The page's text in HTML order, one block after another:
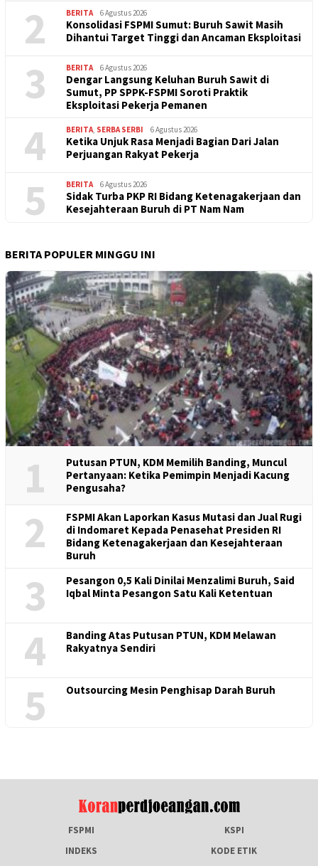
2 BERITA 6 Agustus 2026
Konsolidasi FSPMI Sumut: Buruh Sawit Masih
Dihantui Target Tinggi dan Ancaman Eksploitasi
3 BERITA 6 Agustus 2026
Dengar Langsung Keluhan Buruh Sawit di
Sumut, PP SPPK-FSPMI Soroti Praktik
Eksploitasi Pekerja Pemanen
4 BERITA SERBA SERBI 6 Agustus 2026
Ketika Unjuk Rasa Menjadi Bagian Dari Jalan
Perjuangan Rakyat Pekerja
5 BERITA 6 Agustus 2026
Sidak Turba PKP RI Bidang Ketenagakerjaan dan
Kesejahteraan Buruh di PT Nam Nam
BERITA POPULER MINGGU INI
1
Putusan PTUN, KDM Memilih Banding, Muncul
Pertanyaan: Ketika Pemimpin Menjadi Kacung
Pengusaha?
2
FSPMI Akan Laporkan Kasus Mutasi dan Jual Rugi
di Indomaret Kepada Penasehat Presiden RI
Bidang Ketenagakerjaan dan Kesejahteraan
Buruh
3
Pesangon 0,5 Kali Dinilai Menzalimi Buruh, Said
Iqbal Minta Pesangon Satu Kali Ketentuan
4
Banding Atas Putusan PTUN, KDM Melawan
Rakyatnya Sendiri
5 Outsourcing Mesin Penghisap Darah Buruh
FSPMI
KSPI
INDEKS
KODE ETIK